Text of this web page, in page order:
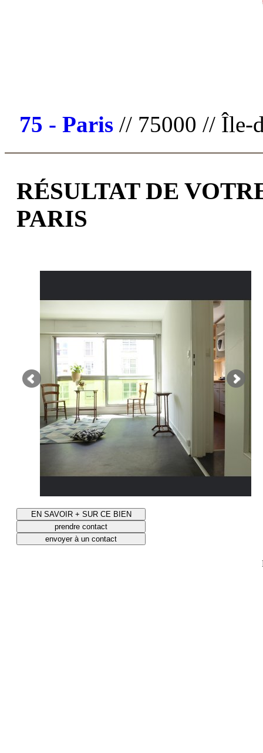
75 - Paris // 75000 // Île-
RÉSULTAT DE
PARIS
EN SAVOIR + SUR CE BIEN
prendre contact
envoyer à un contact